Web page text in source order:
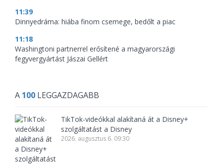
11:39
Dinnyedráma: hiába finom csemege, bedőlt a piac
11:18
Washingtoni partnerrel erősítené a magyarországi
fegyvergyártást Jászai Gellért
A 100 LEGGAZDAGABB
TikTok-videókkal alakítaná át a Disney+
szolgáltatást a Disney
2026. augusztus 6. 09:30